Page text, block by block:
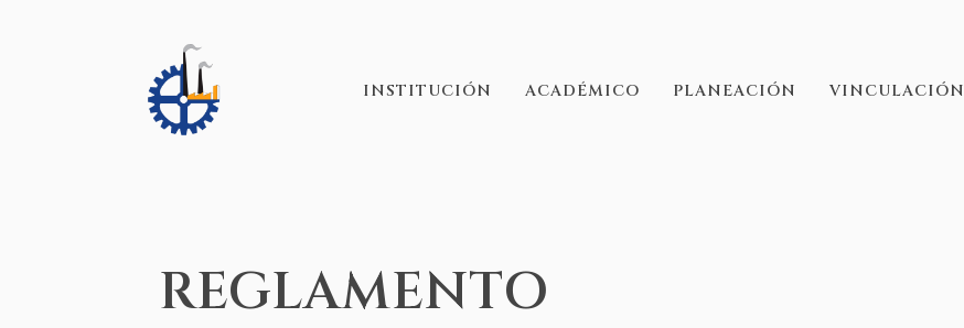
INSTITUCIÓN ACADÉMICO PLANEACIÓN VINCULACIÓN
REGLAMENTO